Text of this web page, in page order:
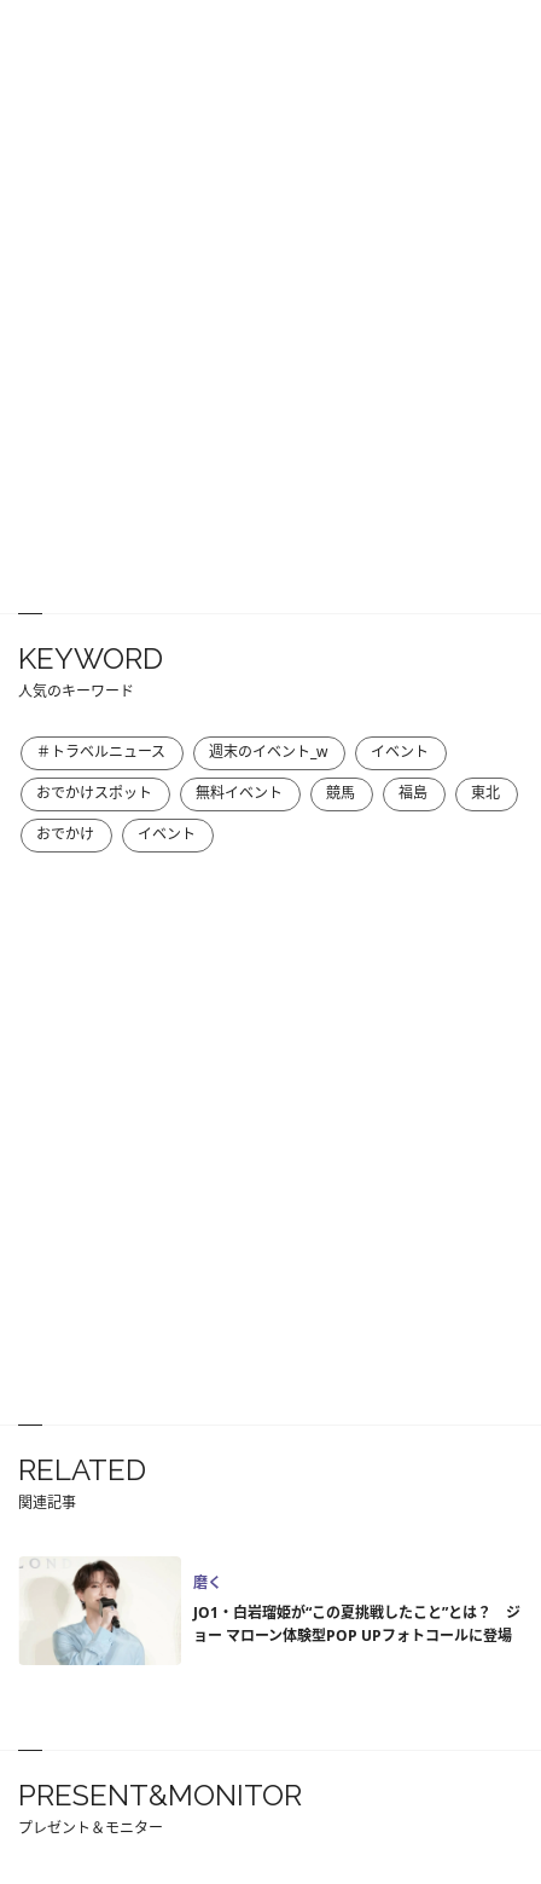
KEYWORD
人気のキーワード
＃トラベルニュース 週末のイベント_w
イベント
おでかけスポット
無料イベント 競馬 福島
東北
おでかけ
イベント
RELATED
関連記事
磨く
JO1・白岩瑠姫が“この夏挑戦したこと”とは？ ジ
ョー マローン体験型POP UPフォトコールに登場
PRESENT&MONITOR
プレゼント＆モニター